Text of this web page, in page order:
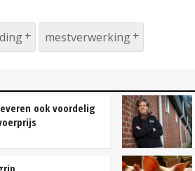
mestverwerking
ook voordelig